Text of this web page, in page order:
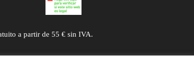
a partir de 55 € sin IVA.